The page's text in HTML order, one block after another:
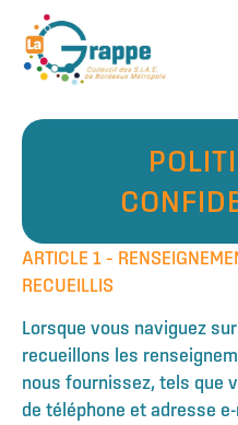
ARTICLE 1 –
RECUEILLIS
Lorsque vous naviguez
recueillons les
nous fournissez, tels que
de téléphone et adresse